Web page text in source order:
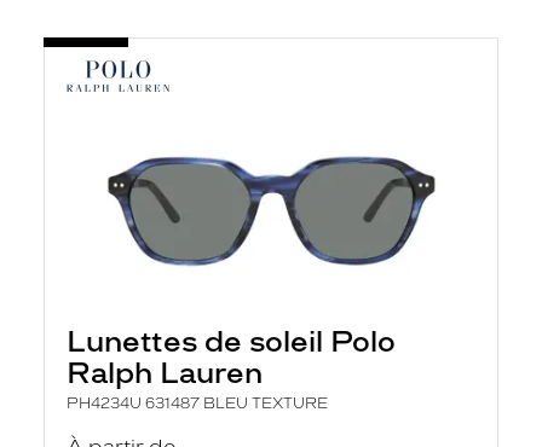
Lunettes de soleil Polo
Ralph Lauren
PH4234U 631487 BLEU TEXTURE